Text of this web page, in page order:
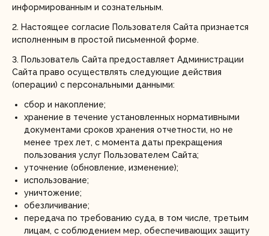
информированным и сознательным.
2. Настоящее согласие Пользователя Сайта признается
исполненным в простой письменной форме.
3. Пользователь Сайта предоставляет Администрации
Сайта право осуществлять следующие действия
(операции) с персональными данными:
сбор и накопление;
хранение в течение установленных нормативными
документами сроков хранения отчетности, но не
менее трех лет, с момента даты прекращения
пользования услуг Пользователем Сайта;
уточнение (обновление, изменение);
использование;
уничтожение;
обезличивание;
передача по требованию суда, в том числе, третьим
лицам, с соблюдением мер, обеспечивающих защиту